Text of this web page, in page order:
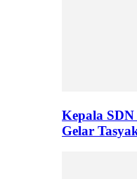
Kepala
Gelar